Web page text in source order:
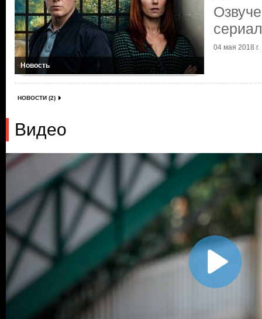
Новость
04 мая 2018 г.
НОВОСТИ (2)
Видео